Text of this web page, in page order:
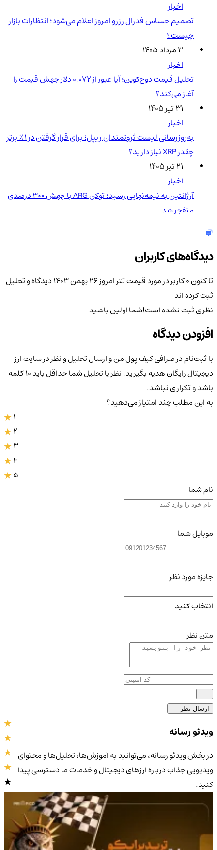
اخبار
تصمیم حساس فدرال رزرو امروز اعلام می‌شود؛ انتظارات بازار
چیست؟
۳ مرداد ۱۴۰۵
اخبار
تحلیل قیمت دوج‌کوین؛ آیا عبور از ۰.۰۷۲ دلار جهش قیمت را
آغاز می‌کند؟
۳۱ تیر ۱۴۰۵
اخبار
به‌روزرسانی لیست ثروتمندان ریپل؛ برای قرار گرفتن در ۱٪ برتر
چقدر XRP نیاز دارید؟
۲۱ تیر ۱۴۰۵
اخبار
آرژانتین به نیمه‌نهایی رسید؛ توکن ARG با جهش ۳۰۰ درصدی
منفجر شد
دیدگاه‌های کاربران
تا کنون 0 کاربر در مورد قیمت تتر امروز ۲۶ بهمن ۱۴۰۳
دیدگاه و تحلیل
ثبت کرده اند
نظری ثبت نشده است!شما اولین باشید
افزودن دیدگاه
با ثبت‌نام در صرافی کیف پول من و ارسال تحلیل و نظر در سایت ارز
دیجیتال رایگان هدیه بگیرید. نظر یا تحلیل شما حداقل باید ۱۰ کلمه
باشد و تکراری نباشد.
به این مطلب چند امتیاز می‌دهید؟
3
4
5
نام شما
موبایل شما
جایزه مورد نظر
انتخاب کنید
متن نظر
ارسال نظر
4.9/5
ویدئو رسانه
در بخش ویدئو رسانه، می‌توانید به آموزش‌ها، تحلیل‌ها و محتوای
ویدیویی جذاب درباره ارزهای دیجیتال و خدمات ما دسترسی پیدا
کنید.